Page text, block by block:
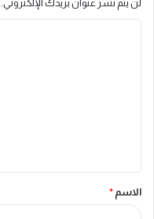
لن يتم نشر عنوان بريدك الإلكتروني.
ق
*
الاسم *